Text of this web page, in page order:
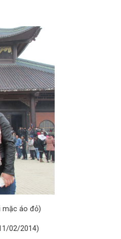
mặc áo đỏ)
02/2014)